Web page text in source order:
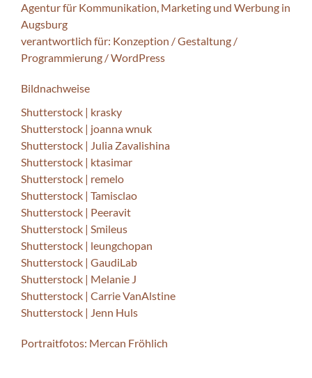
Agentur für Kommunikation, Marketing und Werbung in
Augsburg
verantwortlich für: Konzeption /Gestaltung /
Programmierung /WordPress
Bildnachweise
Shutterstock | krasky
Shutterstock | joanna wnuk
Shutterstock | Julia Zavalishina
Shutterstock | ktasimar
Shutterstock | remelo
Shutterstock | Tamisclao
Shutterstock | Peeravit
Shutterstock | Smileus
Shutterstock | leungchopan
Shutterstock | GaudiLab
Shutterstock | Melanie J
Shutterstock | Carrie VanAlstine
Shutterstock | Jenn Huls
Portraitfotos: Mercan Fröhlich